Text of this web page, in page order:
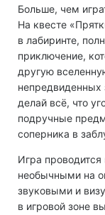
Больше, чем
На квесте
в лабиринте,
приключение,
другую
непредвиденных
делай всё, что
подручные
соперника в
Игра
необычными на
звуковыми и
в игровой зоне